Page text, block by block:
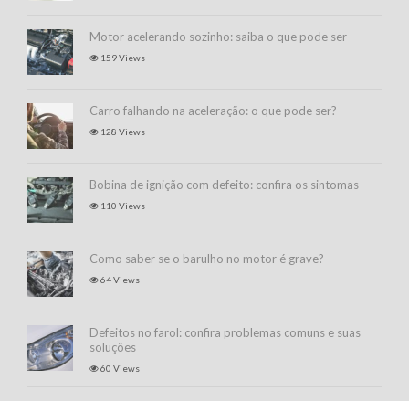
Motor acelerando sozinho: saiba o que pode ser
159 Views
Carro falhando na aceleração: o que pode ser?
128 Views
Bobina de ignição com defeito: confira os sintomas
110 Views
Como saber se o barulho no motor é grave?
64 Views
Defeitos no farol: confira problemas comuns e suas
soluções
60 Views